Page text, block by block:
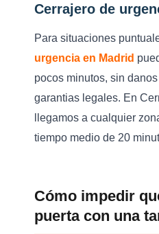
Cerrajero de
Para situaciones
urgencia en Madrid
pocos minutos, sin
garantias legales. En
llegamos a cualquier
tiempo medio de 20
Cómo impedir
puerta con una